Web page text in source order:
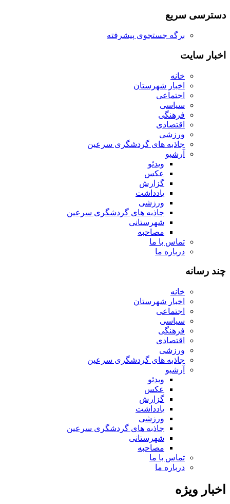
دسترسی سریع
برگه جستجوی پیشرفته
اخبار سایت
خانه
اخبار شهرستان
اجتماعی
سیاسی
فرهنگی
اقتصادی
ورزشی
جاذبه های گردشگری سرعین
آرشیو
ویدئو
عکس
گزارش
یادداشت
ورزشی
جاذبه های گردشگری سرعین
شهرستانی
مصاحبه
تماس با ما
درباره ما
چند رسانه
خانه
اخبار شهرستان
اجتماعی
سیاسی
فرهنگی
اقتصادی
ورزشی
جاذبه های گردشگری سرعین
آرشیو
ویدئو
عکس
گزارش
یادداشت
ورزشی
جاذبه های گردشگری سرعین
شهرستانی
مصاحبه
تماس با ما
درباره ما
اخبار ویژه